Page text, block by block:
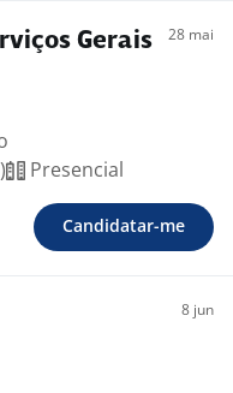
Gerais 28 mai
Presencial
Candidatar-me
8 jun